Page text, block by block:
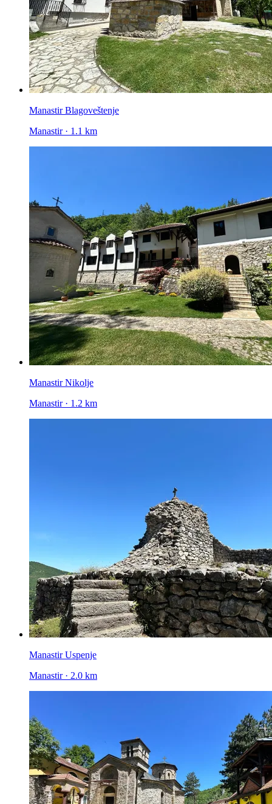
Manastir Blagoveštenje
Manastir · 1.1 km
Manastir Nikolje
Manastir · 1.2 km
Manastir Uspenje
Manastir · 2.0 km